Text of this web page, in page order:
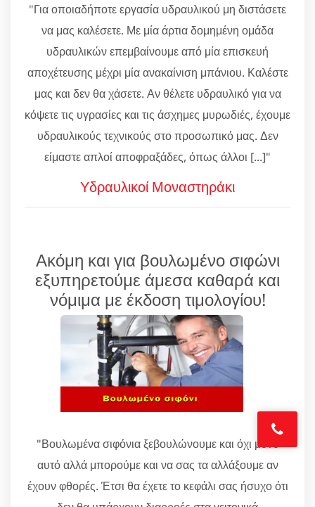
"Για οποιαδήποτε εργασία υδραυλικού μη διστάσετε
να μας καλέσετε. Με μία άρτια δομημένη ομάδα
υδραυλικών επεμβαίνουμε από μία επισκευή
αποχέτευσης μέχρι μία ανακαίνιση μπάνιου. Καλέστε
μας και δεν θα χάσετε. Αν θέλετε υδραυλικό για να
κόψετε τις υγρασίες και τις άσχημες μυρωδιές, έχουμε
υδραυλικούς τεχνικούς στο προσωπικό μας. Δεν
είμαστε απλοί αποφραξάδες, όπως άλλοι [...]"
Υδραυλικοί Μοναστηράκι
Ακόμη και για βουλωμένο σιφώνι
εξυπηρετούμε άμεσα καθαρά και
νόμιμα με έκδοση τιμολογίου!
"Βουλωμένα σιφόνια ξεβουλώνουμε και όχι μόνο
αυτό αλλά μπορούμε και να σας τα αλλάξουμε αν
έχουν φθορές. Έτσι θα έχετε το κεφάλι σας ήσυχο ότι